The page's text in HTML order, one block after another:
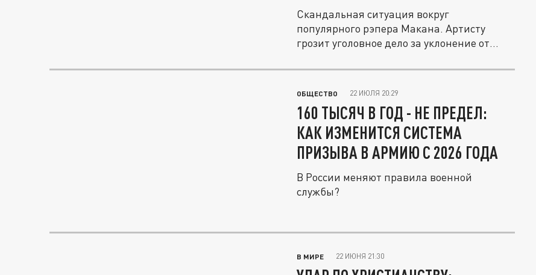
Скандальная ситуация вокруг
популярного рэпера Макана. Артисту
грозит уголовное дело за уклонение от
ОБЩЕСТВО 22 ИЮЛЯ 20:29
160 ТЫСЯЧ В ГОД - НЕ ПРЕДЕЛ:
КАК ИЗМЕНИТСЯ СИСТЕМА
ПРИЗЫВА В АРМИЮ С 2026 ГОДА
В России меняют правила военной
службы?
В МИРЕ 22 ИЮНЯ 21:30